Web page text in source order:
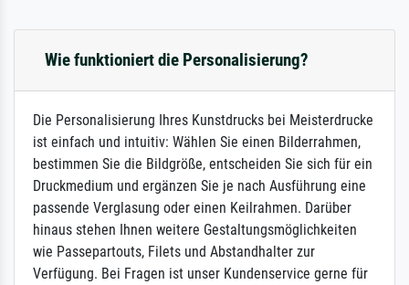
Wie funktioniert die Personalisierung?
Die Personalisierung Ihres Kunstdrucks bei Meisterdrucke
ist einfach und intuitiv: Wählen Sie einen Bilderrahmen,
bestimmen Sie die Bildgröße, entscheiden Sie sich für ein
Druckmedium und ergänzen Sie je nach Ausführung eine
passende Verglasung oder einen Keilrahmen. Darüber
hinaus stehen Ihnen weitere Gestaltungsmöglichkeiten
wie Passepartouts, Filets und Abstandhalter zur
Verfügung. Bei Fragen ist unser Kundenservice gerne für